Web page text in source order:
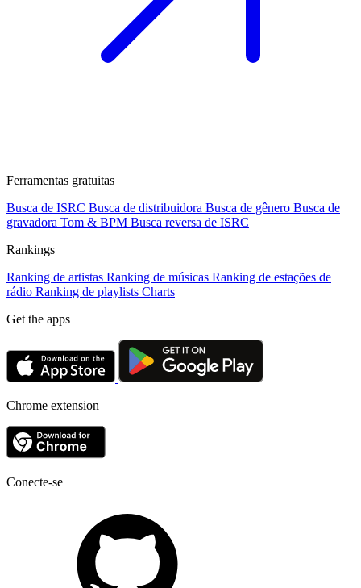
Ferramentas gratuitas
Busca de ISRC Busca de distribuidora Busca de gênero Busca de
gravadora Tom & BPM Busca reversa de ISRC
Rankings
Ranking de artistas Ranking de músicas Ranking de estações de
rádio Ranking de playlists Charts
Get the apps
Chrome extension
Conecte-se